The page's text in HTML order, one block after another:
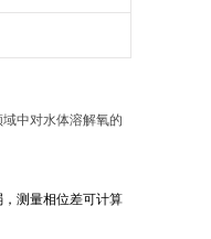
中对水体溶解氧的
测量相位差可计算